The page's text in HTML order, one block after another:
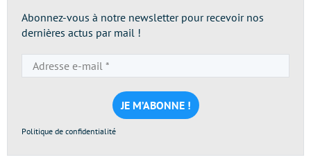
Abonnez-vous à notre newsletter pour recevoir nos
dernières actus par mail !
e-
mail
*
Politique de confidentialité